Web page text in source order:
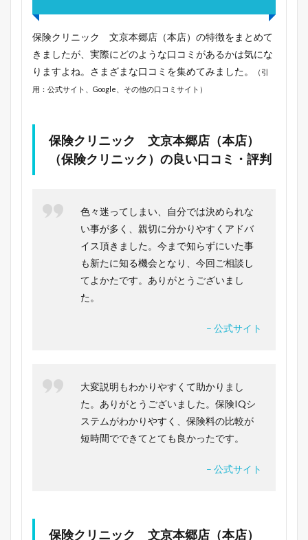
保険クリニック 文京本郷店（本店）の特徴をまとめて
きましたが、実際にどのような口コミがあるかは気にな
りますよね。さまざまな口コミを集めてみました。
（引
用：公式サイト、Google、その他の口コミサイト）
保険クリニック 文京本郷店（本店）
（保険クリニック）の良い口コミ・評判
色々迷ってしまい、自分では決められな
い事が多く、親切に分かりやすくアドバ
イス頂きました。今まで知らずにいた事
も新たに知る機会となり、今回ご相談し
てよかたです。ありがとうございまし
た。
– 公式サイト
大変説明もわかりやすくて助かりまし
た。ありがとうございました。保険IQシ
ステムがわかりやすく、保険料の比較が
短時間でできてとても良かったです。
– 公式サイト
保険クリニック 文京本郷店（本店）